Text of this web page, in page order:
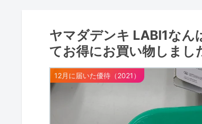
ヤマダデンキ LABI1なん
てお得にお買い物しまし
12月に届いた優待（2021）